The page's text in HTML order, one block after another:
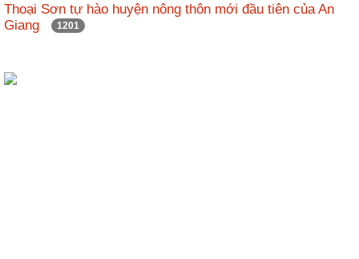
Thoại Sơn tự hào huyện nông thôn mới đầu tiên của An
Giang
1201